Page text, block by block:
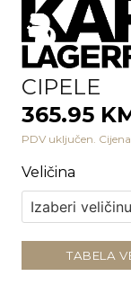
CIPELE
365.95
PDV uključen.
Veličina
TABELA